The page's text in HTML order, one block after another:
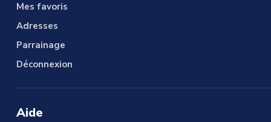
Mes favoris
Adresses
Parrainage
Déconnexion
Aide